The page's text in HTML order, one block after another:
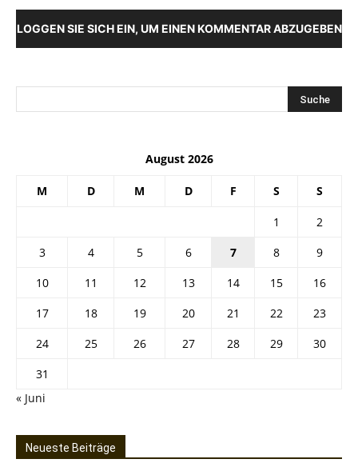
LOGGEN SIE SICH EIN, UM EINEN KOMMENTAR ABZUGEBEN
August 2026
M D M D F S S
1
2
3
4 5 6 7 8
9
10
11 12 13 14 15
16
17
18 19 20 21 22
23
24
25 26 27 28 29
30
31
« Juni
Neueste Beiträge